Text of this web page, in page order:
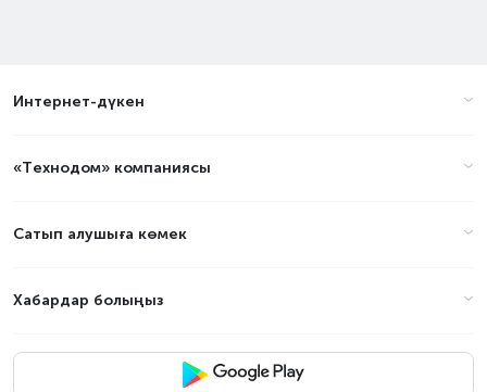
Интернет-дүкен
«Технодом» компаниясы
Сатып алушыға көмек
Хабардар болыңыз